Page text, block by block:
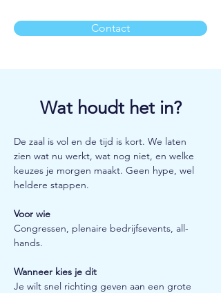
Contact
Wat houdt het in?
De zaal is vol en de tijd is kort. We laten
zien wat nu werkt, wat nog niet, en welke
keuzes je morgen maakt. Geen hype, wel
heldere stappen.
Voor wie
Congressen, plenaire bedrijfsevents, all-
hands.
Wanneer kies je dit
Je wilt snel richting geven aan een grote